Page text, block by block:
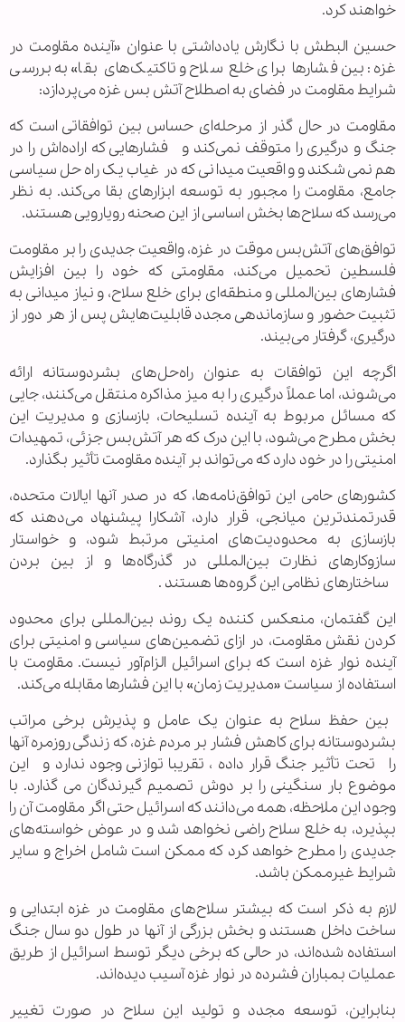
خواهند کرد.
حسین البطش با نگارش یادداشتی با عنوان «آینده مقاومت در
غزه: بین فشارها برای خلع سلاح و تاکتیک‌های بقا» به بررسی
شرایط مقاومت در فضای به اصطلاح آتش بس غزه می‌پردازد:
مقاومت در حال گذر از مرحله‌ای حساس بین توافقاتی است که
جنگ و درگیری را متوقف نمی‌کند و فشارهایی که اراده‌اش را در
هم نمی‌شکند و واقعیت میدانی که در غیاب یک راه حل سیاسی
جامع، مقاومت را مجبور به توسعه ابزارهای بقا می‌کند. به نظر
می‌رسد که سلاح‌ها بخش اساسی از این صحنه رویارویی هستند.
توافق‌های آتش‌بس موقت در غزه، واقعیت جدیدی را بر مقاومت
فلسطین تحمیل می‌کند، مقاومتی که خود را بین افزایش
فشارهای بین‌المللی و منطقه‌ای برای خلع سلاح، و نیاز میدانی به
تثبیت حضور و سازماندهی مجدد قابلیت‌هایش پس از هر دور از
درگیری، گرفتار می‌بیند.
اگرچه این توافقات به عنوان راه‌حل‌های بشردوستانه ارائه
می‌شوند، اما عملاً درگیری را به میز مذاکره منتقل می‌کنند، جایی
که مسائل مربوط به آینده تسلیحات، بازسازی و مدیریت این
بخش مطرح می‌شود، با این درک که هر آتش‌بس جزئی، تمهیدات
امنیتی را در خود دارد که می‌تواند بر آینده مقاومت تأثیر بگذارد.
کشورهای حامی این توافق‌نامه‌ها، که در صدر آنها ایالات متحده،
قدرتمندترین میانجی، قرار دارد، آشکارا پیشنهاد می‌دهند که
بازسازی به محدودیت‌های امنیتی مرتبط شود، و خواستار
سازوکارهای نظارت بین‌المللی در گذرگاه‌ها و از بین بردن
ساختارهای نظامی این گروه‌ها هستند .
این گفتمان، منعکس کننده یک روند بین‌المللی برای محدود
کردن نقش مقاومت، در ازای تضمین‌های سیاسی و امنیتی برای
آینده نوار غزه است که برای اسرائیل الزام‌آور نیست. مقاومت با
استفاده از سیاست «مدیریت زمان» با این فشارها مقابله می‌کند.
بین حفظ سلاح به عنوان یک عامل و پذیرش برخی مراتب
بشردوستانه برای کاهش فشار بر مردم غزه، که زندگی روزمره آنها
را تحت تأثیر جنگ قرار داده ، تقریبا توازنی وجود ندارد و این
موضوع بار سنگینی را بر دوش تصمیم گیرندگان می گذارد. با
وجود این ملاحظه، همه می‌دانند که اسرائیل حتی اگر مقاومت آن را
بپذیرد، به خلع سلاح راضی نخواهد شد و در عوض خواسته‌های
جدیدی را مطرح خواهد کرد که ممکن است شامل اخراج و سایر
شرایط غیرممکن باشد.
لازم به ذکر است که بیشتر سلاح‌های مقاومت در غزه ابتدایی و
ساخت داخل هستند و بخش بزرگی از آنها در طول دو سال جنگ
استفاده شده‌اند، در حالی که برخی دیگر توسط اسرائیل از طریق
عملیات بمباران فشرده در نوار غزه آسیب دیده‌اند.
بنابراین، توسعه مجدد و تولید این سلاح در صورت تغییر